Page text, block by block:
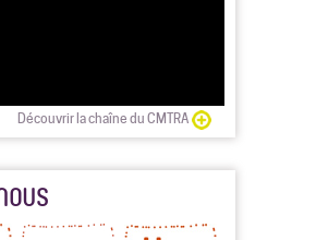
Découvrir la chaîne du CMTRA